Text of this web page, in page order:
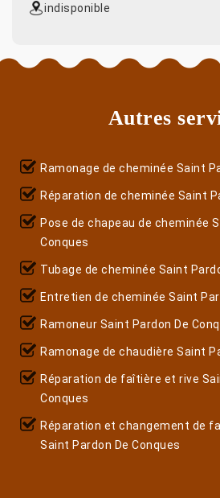
indisponible
Autres
Ramonage de cheminée Saint
Réparation de cheminée Saint
Pose de chapeau de cheminée
Conques
Tubage de cheminée Saint
Entretien de cheminée Saint
Ramoneur Saint Pardon De
Ramonage de chaudière Saint
Réparation de faîtière et rive
Conques
Réparation et changement de
Saint Pardon De Conques